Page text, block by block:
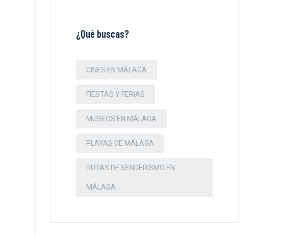
¿Qué buscas?
CINES EN MÁLAGA
FIESTAS Y FERIAS
MUSEOS EN MÁLAGA
PLAYAS DE MÁLAGA
RUTAS DE SENDERISMO EN
MÁLAGA